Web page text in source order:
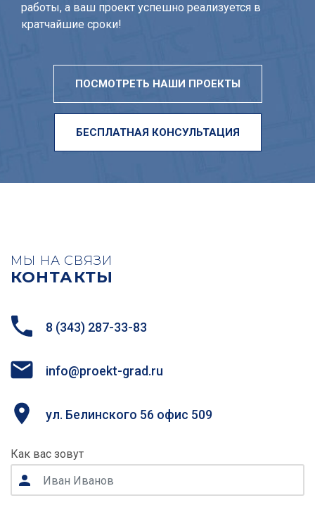
работы, а ваш проект успешно реализуется в
кратчайшие сроки!
ПОСМОТРЕТЬ НАШИ ПРОЕКТЫ
БЕСПЛАТНАЯ КОНСУЛЬТАЦИЯ
МЫ НА СВЯЗИ
КОНТАКТЫ
8 (343) 287-33-83
info@proekt-grad.ru
ул. Белинского 56 офис 509
Как вас зовут